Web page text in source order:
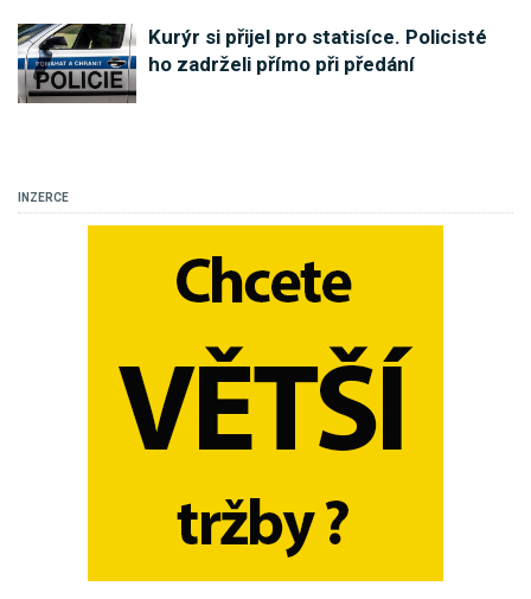
Kurýr si přijel pro statisíce. Policisté
ho zadrželi přímo při předání
INZERCE